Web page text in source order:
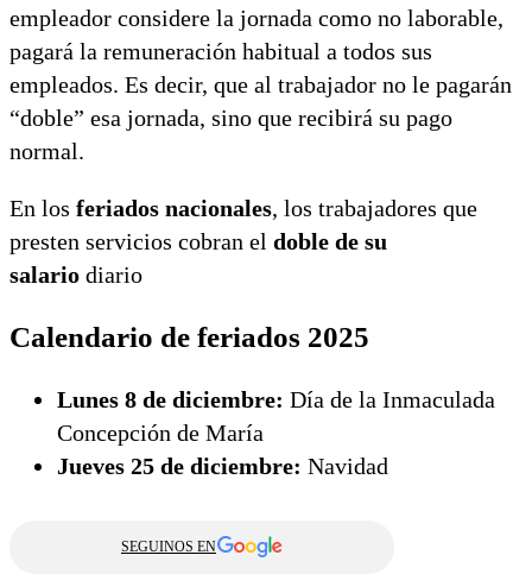
empleador considere la jornada como no laborable,
pagará la remuneración habitual a todos sus
empleados. Es decir, que al trabajador no le pagarán
“doble” esa jornada, sino que recibirá su pago
normal.
En los feriados nacionales, los trabajadores que
presten servicios cobran el doble de su
salario diario
Calendario de feriados 2025
Lunes 8 de diciembre: Día de la Inmaculada
Concepción de María
Jueves 25 de diciembre: Navidad
SEGUINOS EN